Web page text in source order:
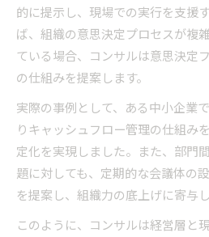
コンサル体験が経営層
す効果
コンサルで学ぶ成長実
コンサルタントと共創す
術
コンサルを通じた経営
ント
コンサル活用がもたら
化
社内の課題解決に使えるコ
的に提示し、現場での実行を支援
ば、組織の意思決定プロセスが複
ている場合、コンサルは意思決定
の仕組みを提案します。
実際の事例として、ある中小企業
りキャッシュフロー管理の仕組み
定化を実現しました。また、部門
題に対しても、定期的な会議体の
を提案し、組織力の底上げに寄与し
このように、コンサルは経営層と